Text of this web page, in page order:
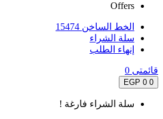
Offers
الخط الساخن 15474
سلة الشراء
إنهاء الطلب
قائمتى 0
0
0 EGP
سلة الشراء فارغة !